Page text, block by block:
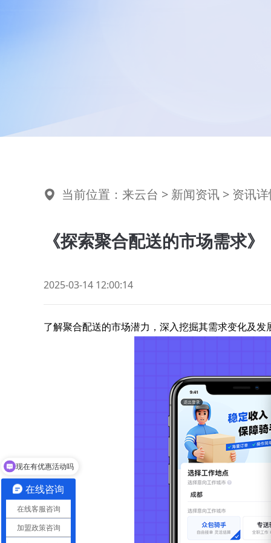
当前位置： 来云台 > 新闻资讯 > 资讯
《探索聚合配送的市场需求》
2025-03-14 12:00:14
了解聚合配送的市场潜力，深入挖掘其需求变化及发
在线咨询
在线客服咨询
加盟政策咨询
可以介绍下你们的产品么
现在有优惠活动吗